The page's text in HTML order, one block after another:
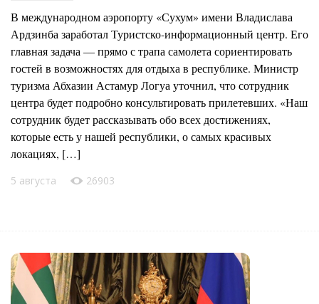
В международном аэропорту «Сухум» имени Владислава
Ардзинба заработал Туристско-информационный центр. Его
главная задача — прямо с трапа самолета сориентировать
гостей в возможностях для отдыха в республике. Министр
туризма Абхазии Астамур Логуа уточнил, что сотрудник
центра будет подробно консультировать прилетевших. «Наш
сотрудник будет рассказывать обо всех достижениях,
которые есть у нашей республики, о самых красивых
локациях, […]
5 августа 26903